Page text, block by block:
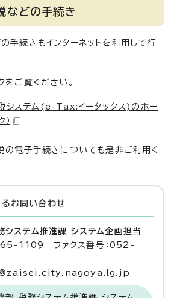
などの手続き
手続きもインターネットを利用して行
をご覧ください。
システム(e-Tax:イータックス)のホー
）
の電子手続きについても是非ご利用く
お問い合わせ
ステム推進課 システム企画担当
1109 ファクス番号：052-